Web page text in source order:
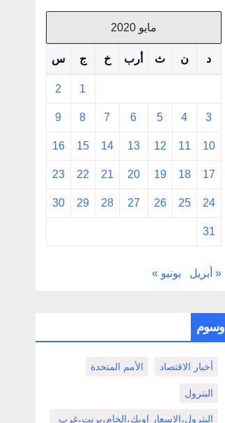
مايو 2020
د ن ث أرب خ ج س
1
2
3
4
5
6
7
8
9
10
11
12
13
14
15
16
17
18
19
20
21
22
23
24
25
26
27
28
29
30
31
« أبريل يونيو »
وسوم
أخبار الاقتصاد الأمم المتحدة
البترول
البترول،الاسعار اوبك،الخام،برنت،غرب